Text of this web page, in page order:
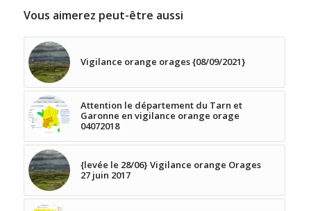
Vous aimerez peut-être aussi
Vigilance orange orages {08/09/2021}
Attention le département du Tarn et
Garonne en vigilance orange orage
04072018
{levée le 28/06} Vigilance orange Orages
27 juin 2017